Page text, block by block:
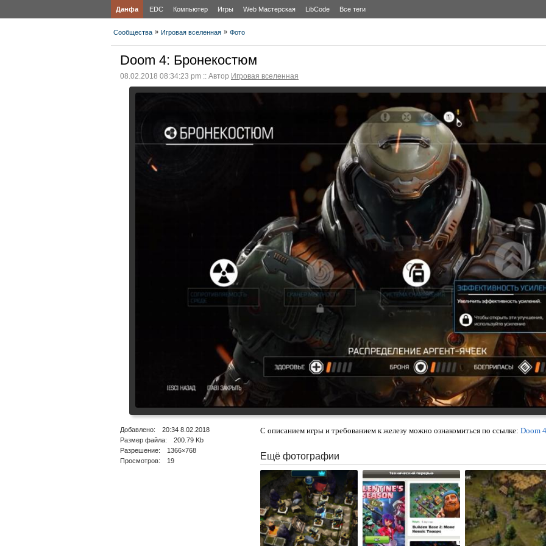
Данфа EDC Компьютер Игры Web Мастерская LibCode Все теги
Сообщества » Игровая вселенная » Фото
Doom 4: Бронекостюм
08.02.2018 08:34:23 pm :: Автор Игровая вселенная
Добавлено: 20:34 8.02.2018
Размер файла: 200.79 Kb
Разрешение: 1366×768
Просмотров: 19
С описанием игры и требованием к железу можно ознакомиться по ссылке: Doom 4
Ещё фотографии